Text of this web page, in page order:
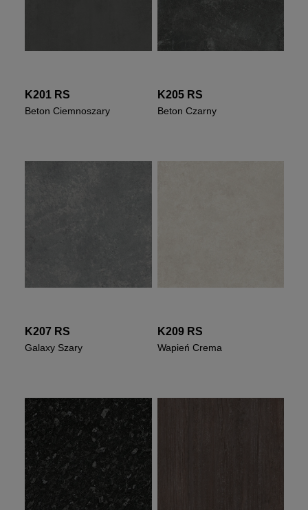
K201 RS
Beton Ciemnoszary
K205 RS
Beton Czarny
K207 RS
Galaxy Szary
K209 RS
Wapień Crema